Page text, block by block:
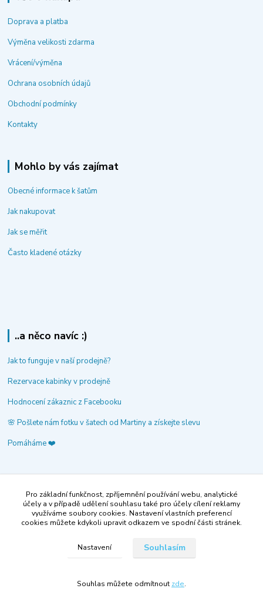
Doprava a platba
Výměna velikosti zdarma
Vrácení/výměna
Ochrana osobních údajů
Obchodní podmínky
Kontakty
Mohlo by vás zajímat
Obecné informace k šatům
Jak nakupovat
Jak se měřit
Často kladené otázky
..a něco navíc :)
Jak to funguje v naší prodejně?
Rezervace kabinky v prodejně
Hodnocení zákaznic z Facebooku
🌸 Pošlete nám fotku v šatech od Martiny a získejte slevu
Pomáháme ❤️
‭+420735138241
volejte po-pá 9-14 hod.
info@spolecenske-saty-martina.cz
Pro základní funkčnost, zpříjemnění používání webu, analytické
účely a v případě udělení souhlasu také pro účely cílení reklamy
využíváme soubory cookies. Nastavení vlastních preferencí
cookies můžete kdykoli upravit odkazem ve spodní části stránek.
Nastavení Souhlasím
Souhlas můžete odmítnout zde.